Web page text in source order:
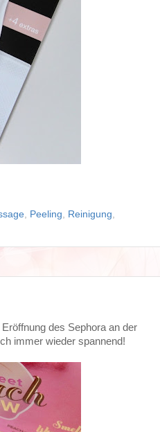
, Peeling, Reinigung,
des Sephora an der
immer wieder spannend!